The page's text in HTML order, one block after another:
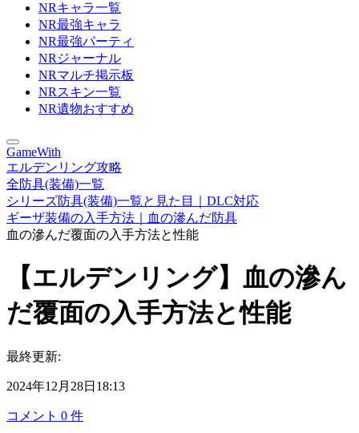
NRキャラ一覧
NR最強キャラ
NR最強パーティ
NRジャーナル
NRマルチ掲示板
NRスキン一覧
NR遺物おすすめ
GameWith
エルデンリング攻略
全防具(装備)一覧
シリーズ防具(装備)一覧と見た目｜DLC対応
ギーザ装備の入手方法｜血の滲んだ防具
血の滲んだ覆面の入手方法と性能
【エルデンリング】血の滲ん
だ覆面の入手方法と性能
最終更新:
2024年12月28日18:13
コメント 0 件